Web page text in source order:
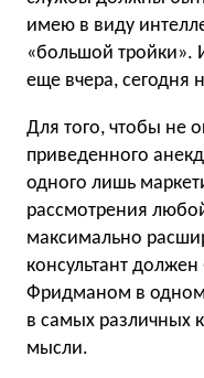
имею в виду
«большой тройки».
еще вчера, сегодня
Для того, чтобы не
приведенного
одного лишь
рассмотрения
максимально
консультант
Фридманом в одном
в самых различных
мысли.